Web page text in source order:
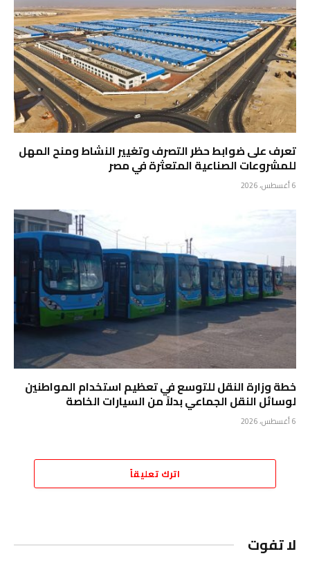
تعرف على ضوابط حظر التصرف وتغيير النشاط ومنح المهل
للمشروعات الصناعية المتعثرة في مصر
6 أغسطس، 2026
خطة وزارة النقل للتوسع في تعظيم استخدام المواطنين
لوسائل النقل الجماعي بدلاً من السيارات الخاصة
6 أغسطس، 2026
اترك تعليقاً
لا تفوت